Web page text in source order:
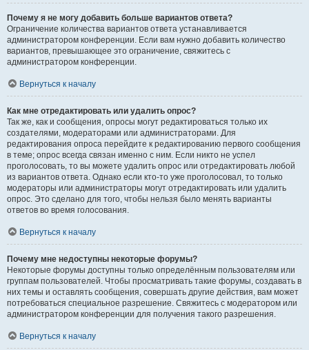
Почему я не могу добавить больше вариантов ответа?
Ограничение количества вариантов ответа устанавливается
администратором конференции. Если вам нужно добавить количество
вариантов, превышающее это ограничение, свяжитесь с
администратором конференции.
Вернуться к началу
Как мне отредактировать или удалить опрос?
Так же, как и сообщения, опросы могут редактироваться только их
создателями, модераторами или администраторами. Для
редактирования опроса перейдите к редактированию первого сообщения
в теме; опрос всегда связан именно с ним. Если никто не успел
проголосовать, то вы можете удалить опрос или отредактировать любой
из вариантов ответа. Однако если кто-то уже проголосовал, то только
модераторы или администраторы могут отредактировать или удалить
опрос. Это сделано для того, чтобы нельзя было менять варианты
ответов во время голосования.
Вернуться к началу
Почему мне недоступны некоторые форумы?
Некоторые форумы доступны только определённым пользователям или
группам пользователей. Чтобы просматривать такие форумы, создавать в
них темы и оставлять сообщения, совершать другие действия, вам может
потребоваться специальное разрешение. Свяжитесь с модератором или
администратором конференции для получения такого разрешения.
Вернуться к началу